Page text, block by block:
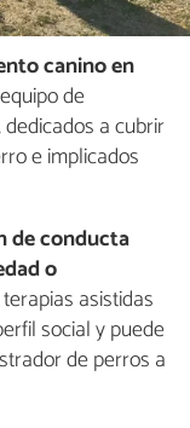
canino en
de
a cubrir
e implicados
de conducta
o
asistidas
social y puede
de perros a